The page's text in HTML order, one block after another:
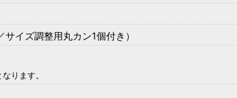
イズ調整用丸カン1個付き）
ります。